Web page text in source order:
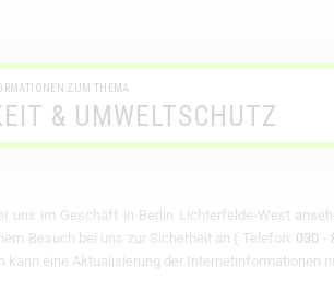
ZUM THEMA
& UMWELTSCHUTZ
uns im Geschäft in Berlin Lichterfelde-West
Besuch bei uns zur Sicherheit an ( Telefon: 030 -
kann eine Aktualisierung der Internetinformationen